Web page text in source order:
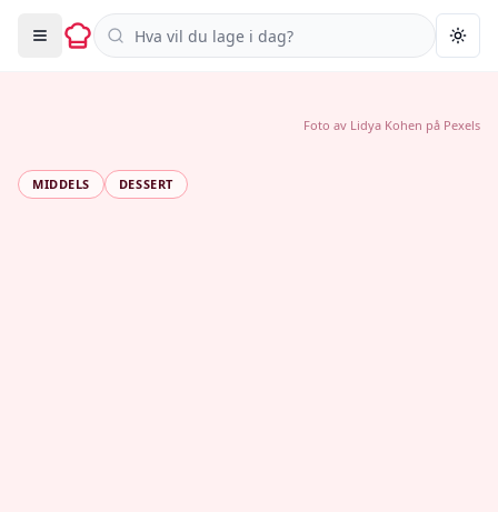
Søk i oppskrifter
MIDDELS DESSERT
Foto av Lidya Kohen på Pexels